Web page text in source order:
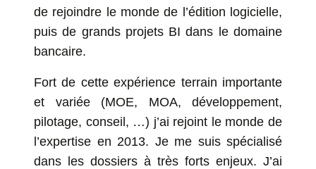
de rejoindre le monde de l’édition logicielle,
puis de grands projets BI dans le domaine
bancaire.
Fort de cette expérience terrain importante
et variée (MOE, MOA, développement,
pilotage, conseil, …) j’ai rejoint le monde de
l’expertise en 2013. Je me suis spécialisé
dans les dossiers à très forts enjeux. J’ai